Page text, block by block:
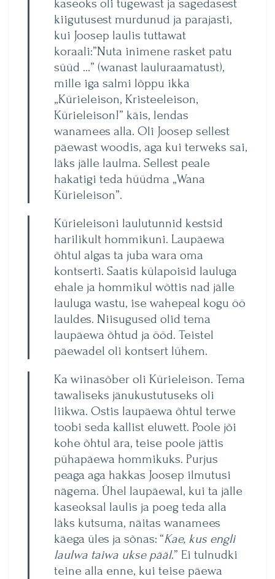
kaseoks oli tugewast ja sagedasest
kiigutusest murdunud ja parajasti,
kui Joosep laulis tuttawat
koraali:”Nuta inimene rasket patu
süüd …” (wanast lauluraamatust),
mille iga salmi lõppu ikka
„Kürieleison, Kristeeleison,
Kürieleison!” käis, lendas
wanamees alla. Oli Joosep sellest
päewast woodis, aga kui terweks sai,
läks jälle laulma. Sellest peale
hakatigi teda hüüdma „Wana
Kürieleison”.
Kürieleisoni laulutunnid kestsid
harilikult hommikuni. Laupäewa
õhtul algas ta juba wara oma
kontserti. Saatis külapoisid lauluga
ehale ja hommikul wõttis nad jälle
lauluga wastu, ise wahepeal kogu öö
lauldes. Niisugused olid tema
laupäewa õhtud ja ööd. Teistel
päewadel oli kontsert lühem.
Ka wiinasõber oli Kürieleison. Tema
tawaliseks jänukustutuseks oli
liikwa. Ostis laupäewa õhtul terwe
toobi seda kallist eluwett. Poole jõi
kohe õhtul ära, teise poole jättis
pühapäewa hommikuks. Purjus
peaga aga hakkas Joosep ilmutusi
nägema. Ühel laupäewal, kui ta jälle
kaseoksal laulis ja poeg teda alla
läks kutsuma, näitas wanamees
käega üles ja sõnas: “Kae, kus engli
laulwa taiwa ukse pääl.” Ei tulnudki
teine alla enne, kui teise päewa